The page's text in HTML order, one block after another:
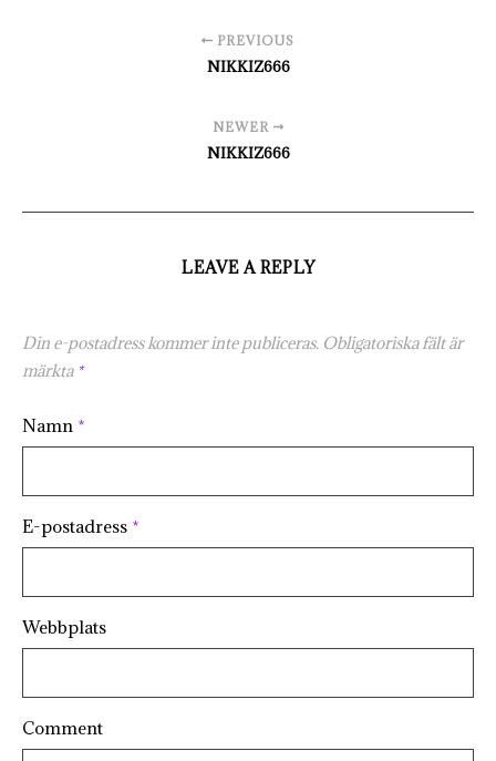
PREVIOUS
NIKKIZ666
NEWER
NIKKIZ666
LEAVE A REPLY
Din e-postadress kommer inte publiceras. Obligatoriska fält är
märkta *
Namn *
E-postadress *
Webbplats
Comment